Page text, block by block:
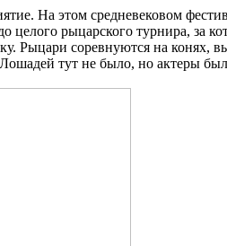
На этом средневековом
целого рыцарского турнира, за
Рыцари соревнуются на конях,
тут не было, но актеры